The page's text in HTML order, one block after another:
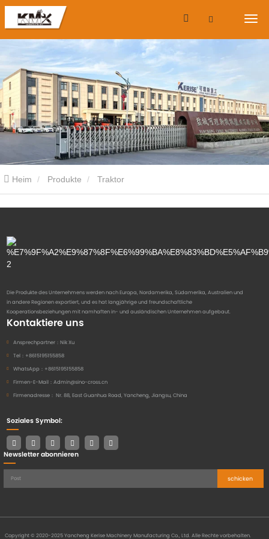
Heim Produkte Traktor
Die Produkte des Unternehmens werden nach Europa, Nordamerika, Südamerika, Australien und
in andere Regionen exportiert, und es hat langjährige und freundschaftliche
Kooperationsbeziehungen mit namhaften in- und ausländischen Unternehmen aufgebaut.
Kontaktiere uns
Ansprechpartner： Nik Xu
Tel： +8615195155858
WhatsApp： +8615195155858
Firmen-E-Mail： Admin@sino-cross.cn
Firmenadresse： Nr. 88, East Guanhua Road, Yancheng, Jiangsu, China
Soziales Symbol:
Newsletter abonnieren
schicken
Copyright © 2020-2025 Yancheng Kerise Machinery Manufacturing Co., Ltd. Alle Rechte vorbehalten.